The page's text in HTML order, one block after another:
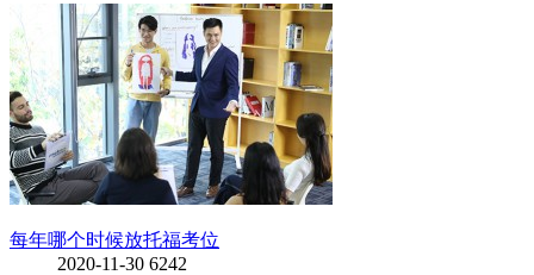
每年哪个时候放托福考位
2020-11-30 6242